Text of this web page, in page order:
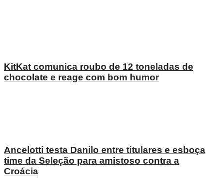
KitKat comunica roubo de 12 toneladas de
chocolate e reage com bom humor
Ancelotti testa Danilo entre titulares e esboça
time da Seleção para amistoso contra a
Croácia